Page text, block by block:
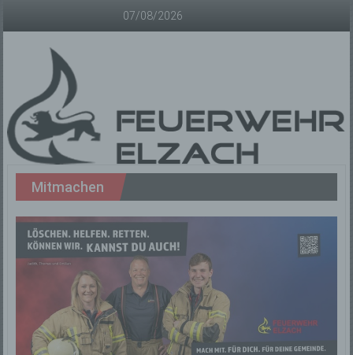
07/08/2026
Freiwillige
Feuerwehr
Elzach
Offizielle
Freiwilligen
Feuerwehr
Mitmachen